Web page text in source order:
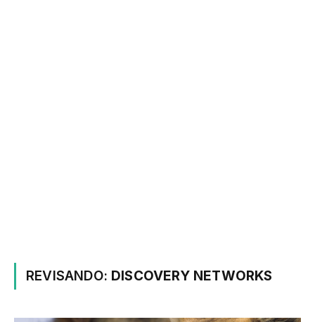
REVISANDO: DISCOVERY NETWORKS